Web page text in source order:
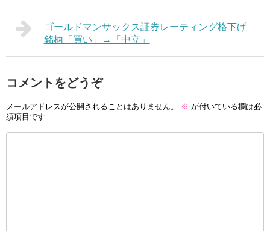
ゴールドマンサックス証券レーティング格下げ
銘柄「買い」→「中立」
コメントをどうぞ
メールアドレスが公開されることはありません。 ※ が付いている欄は必
須項目です